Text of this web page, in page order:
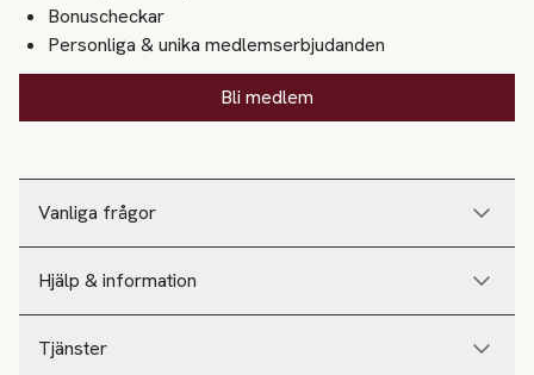
Vanliga frågor
Hjälp & information
Tjänster
Bonuscheckar
Personliga & unika medlemserbjudanden
Bli medlem